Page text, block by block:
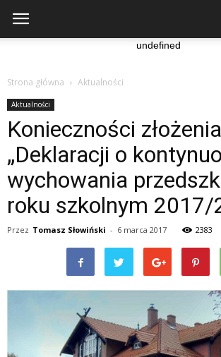
undefined
Strona główna Aktualności
Aktualności
Konieczności złożenia
„Deklaracji o
wychowania
roku szkolnym 2017/
Przez Tomasz Słowiński - 6 marca 2017 2383